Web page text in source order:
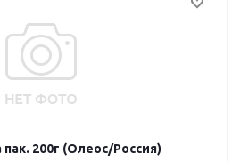
200г (Олеос/Россия)